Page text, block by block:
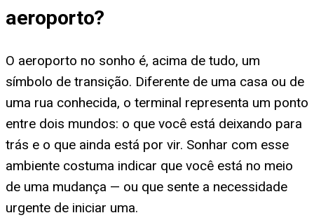
aeroporto?
O aeroporto no sonho é, acima de tudo, um
símbolo de transição. Diferente de uma casa ou de
uma rua conhecida, o terminal representa um ponto
entre dois mundos: o que você está deixando para
trás e o que ainda está por vir. Sonhar com esse
ambiente costuma indicar que você está no meio
de uma mudança — ou que sente a necessidade
urgente de iniciar uma.